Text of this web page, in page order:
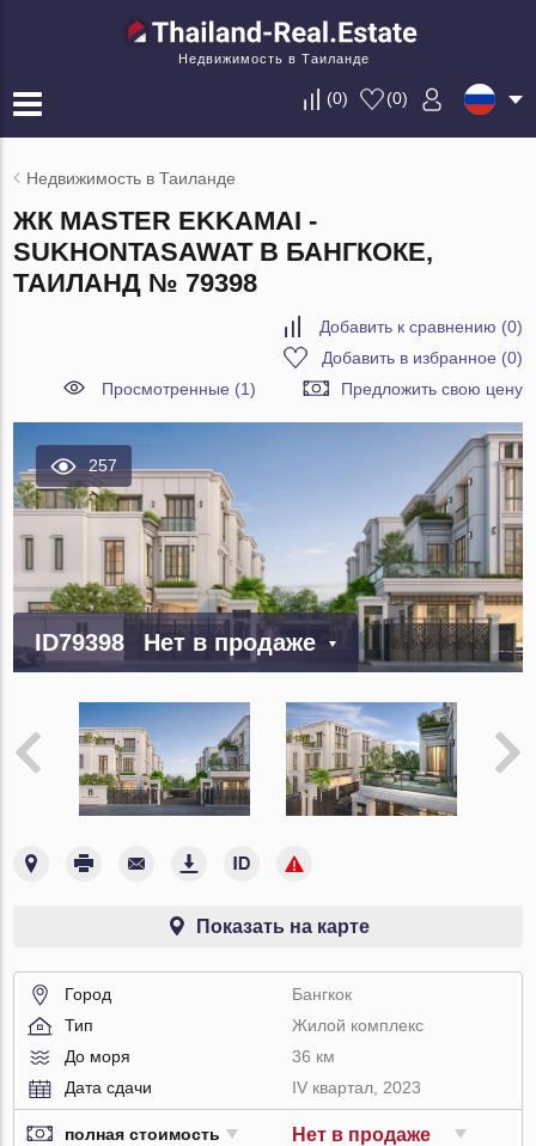
Недвижимость в Таиланде
(0) (0)
Недвижимость в Таиланде
ЖК MASTER EKKAMAI -
SUKHONTASAWAT В БАНГКОКЕ,
ТАИЛАНД № 79398
Добавить к сравнению (0)
Добавить в избранное (0)
Просмотренные (1)
Предложить свою цену
257
ID79398 Нет в продаже
Показать на карте
Город
Бангкок
Тип
Жилой комплекс
До моря
36 км
Дата сдачи
IV квартал, 2023
полная стоимость Нет в продаже